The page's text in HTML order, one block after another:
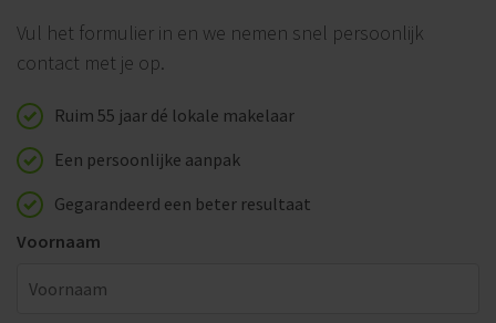
Vul het formulier in en we nemen snel persoonlijk
contact met je op.
Ruim 55 jaar dé lokale makelaar
Een persoonlijke aanpak
Gegarandeerd een beter resultaat
Voornaam